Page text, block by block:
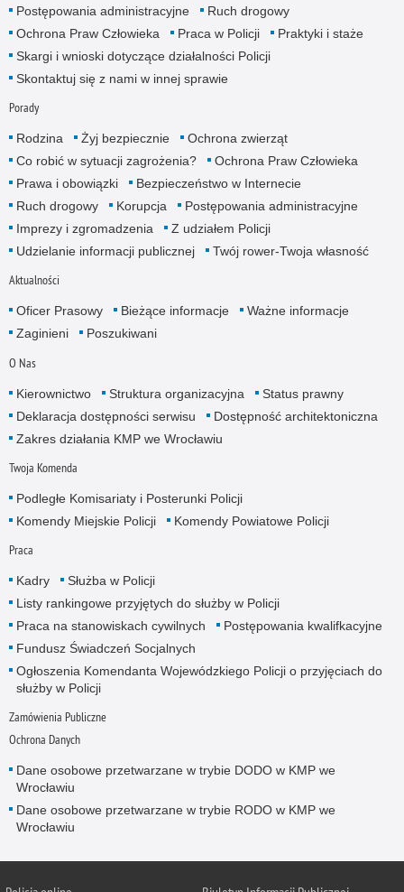
Postępowania administracyjne
Ruch drogowy
Ochrona Praw Człowieka
Praca w Policji
Praktyki i staże
Skargi i wnioski dotyczące działalności Policji
Skontaktuj się z nami w innej sprawie
Porady
Rodzina Żyj bezpiecznie
Ochrona zwierząt
Co robić w sytuacji zagrożenia?
Ochrona Praw Człowieka
Prawa i obowiązki
Bezpieczeństwo w Internecie
Ruch drogowy
Korupcja
Postępowania administracyjne
Imprezy i zgromadzenia
Z udziałem Policji
Udzielanie informacji publicznej
Twój rower-Twoja własność
Aktualności
Oficer Prasowy Bieżące informacje
Ważne informacje
Zaginieni
Poszukiwani
O Nas
Kierownictwo Struktura organizacyjna
Status prawny
Deklaracja dostępności serwisu
Dostępność architektoniczna
Zakres działania KMP we Wrocławiu
Twoja Komenda
Podległe Komisariaty i Posterunki Policji
Komendy Miejskie Policji
Komendy Powiatowe Policji
Praca
Kadry
Służba w Policji
Listy rankingowe przyjętych do służby w Policji
Praca na stanowiskach cywilnych
Postępowania kwalifkacyjne
Fundusz Świadczeń Socjalnych
Ogłoszenia Komendanta Wojewódzkiego Policji o przyjęciach do
służby w Policji
Zamówienia Publiczne
Ochrona Danych
Dane osobowe przetwarzane w trybie DODO w KMP we
Wrocławiu
Dane osobowe przetwarzane w trybie RODO w KMP we
Wrocławiu